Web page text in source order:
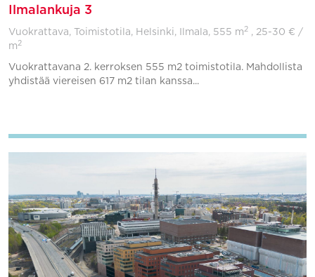
Ilmalankuja 3
Vuokrattava, Toimistotila, Helsinki, Ilmala, 555 m 2 , 25-30 € /
m 2
Vuokrattavana 2. kerroksen 555 m2 toimistotila. Mahdollista
yhdistää viereisen 617 m2 tilan kanssa...